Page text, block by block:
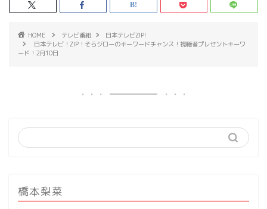
HOME テレビ番組
日本テレビZIP!
日本テレビ！ZIP！そらジローのキーワードチャンス！視聴者プレセントキーワ
ード！2月10日
橋本梨菜